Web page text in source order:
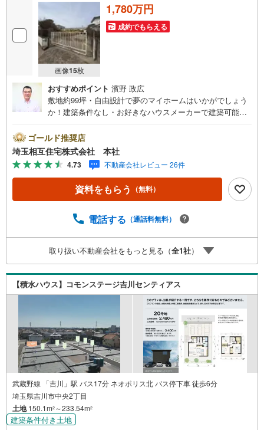
画像15枚
1,780万円
成約でもらえる
おすすめポイント 濱野 政広
敷地約99坪・自由設計で夢のマイホームはいかがでしょう
か！建築条件なし・お好きなハウスメーカーで建築可能で
気軽にお問い合わせください！【お子様がいるお客様でも
安心】本社来店専用のキッズスペースを完備、お子様連れ
でも落ち着いてご相談いただけます。チャイルドシートも
ご用意しております。【住宅ローンに強い！住宅ローン・
契約サポート】本社在籍の専門スタッフが、金融機関との
調整から 審査のポイントまで一貫してサポート。現在お借
方も、まずはご相談ください。住宅ローンに詳しいスタッ
初めての方も安心してご相談いただけます。【本社ならで
はの総合サポート・検討段階から具体化までスムーズ】ま
だ迷っている段階でも問題ありません。物件のご紹介だけ
でなく、資金計画、間取りの考え方、建築の注意点、将来
的な売却や住み替えの可能性まで、一つひとつ整理しなが
ゴールド推奨店
埼玉相互住宅株式会社 本社
4.73 不動産会社レビュー 26件
資料をもらう （無料）
電話する （通話料無料）
取り扱い不動産会社をもっと見る（全1社）
【積水ハウス】コモンステージ吉川センティアス
武蔵野線 「吉川」駅 バス17分 ネオポリス北 バス停下車 徒歩6分
埼玉県吉川市中央2丁目
土地150.1m2 ～233.54m2
建築条件付き土地